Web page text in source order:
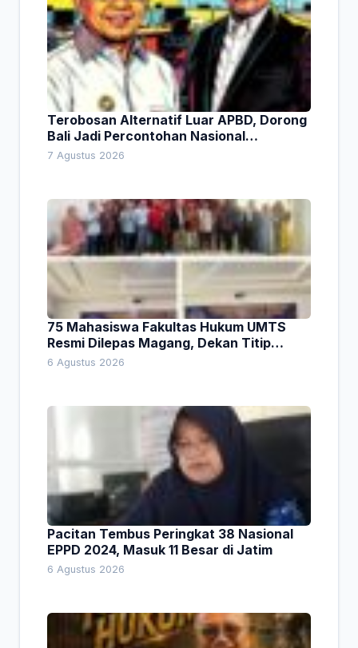
Terobosan Alternatif Luar APBD, Dorong
Bali Jadi Percontohan Nasional
Pembiayaan Daerah
7 Agustus 2026
75 Mahasiswa Fakultas Hukum UMTS
Resmi Dilepas Magang, Dekan Titip
Empat Pesan Penting
6 Agustus 2026
Pacitan Tembus Peringkat 38 Nasional
EPPD 2024, Masuk 11 Besar di Jatim
6 Agustus 2026